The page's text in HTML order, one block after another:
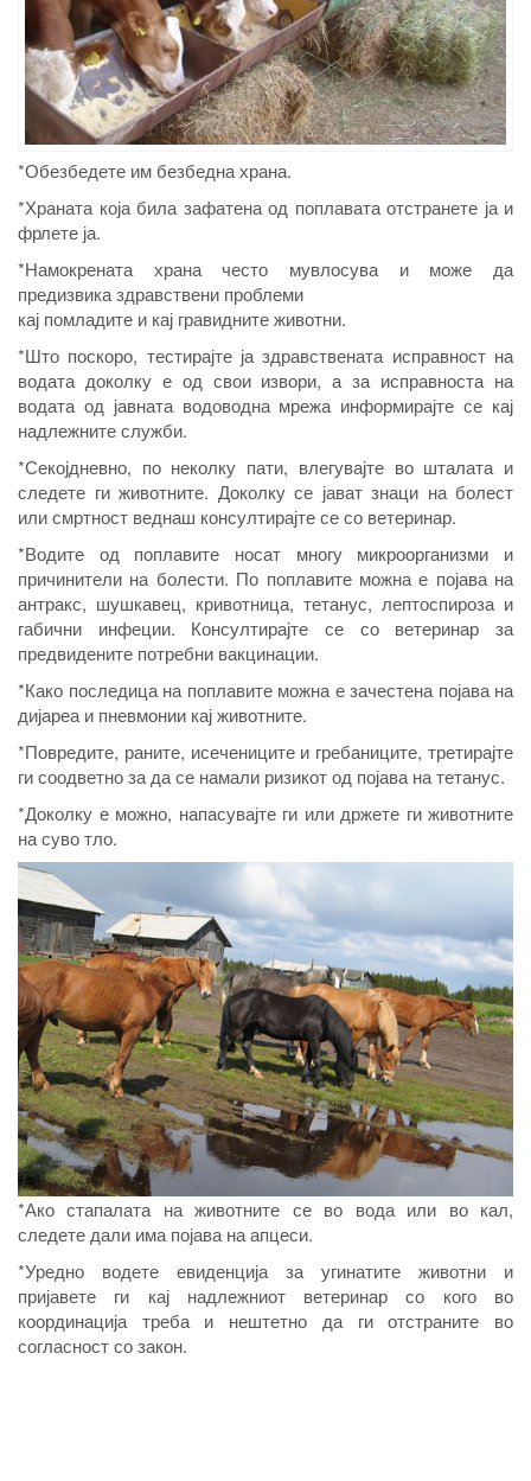
*Обезбедете им безбедна храна.
*Храната која била зафатена од поплавата отстранете ја и
фрлете ја.
*Намокрената храна често мувлосува и може да
предизвика здравствени проблеми
кај помладите и кај гравидните животни.
*Што поскоро, тестирајте ја здравствената исправност на
водата доколку е од свои извори, а за исправноста на
водата од јавната водоводна мрежа информирајте се кај
надлежните служби.
*Секојдневно, по неколку пати, влегувајте во шталата и
следете ги животните. Доколку се јават знаци на болест
или смртност веднаш консултирајте се со ветеринар.
*Водите од поплавите носат многу микроорганизми и
причинители на болести. По поплавите можна е појава на
антракс, шушкавец, кривотница, тетанус, лептоспироза и
габични инфеции. Консултирајте се со ветеринар за
предвидените потребни вакцинации.
*Како последица на поплавите можна е зачестена појава на
дијареа и пневмонии кај животните.
*Повредите, раните, исечениците и гребаниците, третирајте
ги соодветно за да се намали ризикот од појава на тетанус.
*Доколку е можно, напасувајте ги или држете ги животните
на суво тло.
*Ако стапалата на животните се во вода или во кал,
следете дали има појава на апцеси.
*Уредно водете евиденција за угинатите животни и
пријавете ги кај надлежниот ветеринар со кого во
координација треба и нештетно да ги отстраните во
согласност со закон.